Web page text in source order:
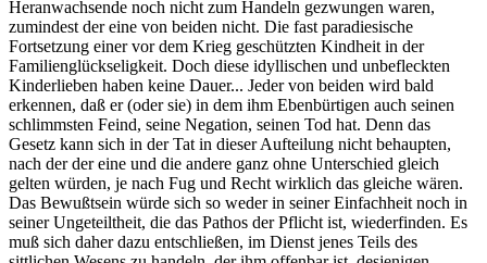
Heranwachsende noch nicht zum Handeln gezwungen waren,
zumindest der eine von beiden nicht. Die fast paradiesische
Fortsetzung einer vor dem Krieg geschützten Kindheit in der
Familienglückseligkeit. Doch diese idyllischen und unbefleckten
Kinderlieben haben keine Dauer... Jeder von beiden wird bald
erkennen, daß er (oder sie) in dem ihm Ebenbürtigen auch seinen
schlimmsten Feind, seine Negation, seinen Tod hat. Denn das
Gesetz kann sich in der Tat in dieser Aufteilung nicht behaupten,
nach der der eine und die andere ganz ohne Unterschied gleich
gelten würden, je nach Fug und Recht wirklich das gleiche wären.
Das Bewußtsein würde sich so weder in seiner Einfachheit noch in
seiner Ungeteiltheit, die das Pathos der Pflicht ist, wiederfinden. Es
muß sich daher dazu entschließen, im Dienst jenes Teils des